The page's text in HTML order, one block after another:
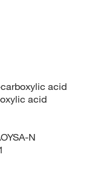
acid
acid
N